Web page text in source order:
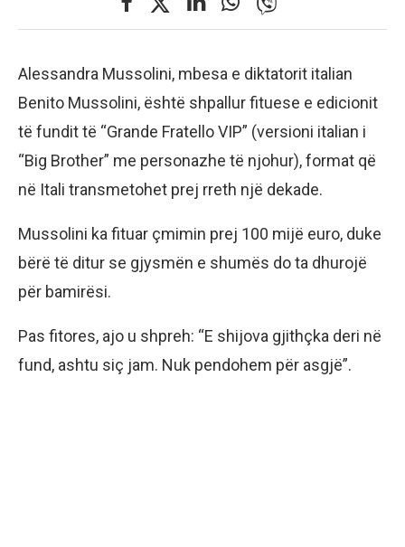
Alessandra Mussolini, mbesa e diktatorit italian
Benito Mussolini, është shpallur fituese e edicionit
të fundit të “Grande Fratello VIP” (versioni italian i
“Big Brother” me personazhe të njohur), format që
në Itali transmetohet prej rreth një dekade.
Mussolini ka fituar çmimin prej 100 mijë euro, duke
bërë të ditur se gjysmën e shumës do ta dhurojë
për bamirësi.
Pas fitores, ajo u shpreh: “E shijova gjithçka deri në
fund, ashtu siç jam. Nuk pendohem për asgjë”.